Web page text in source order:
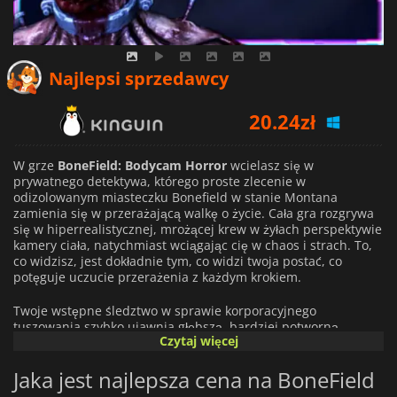
Najlepsi sprzedawcy
28.14zł
23.74zł
W grze BoneField: Bodycam Horror wcielasz się w
prywatnego detektywa, którego proste zlecenie w
odizolowanym miasteczku Bonefield w stanie Montana
zamienia się w przerażającą walkę o życie. Cała gra rozgrywa
się w hiperrealistycznej, mrożącej krew w żyłach perspektywie
kamery ciała, natychmiast wciągając cię w chaos i strach. To,
co widzisz, jest dokładnie tym, co widzi twoja postać, co
potęguje uczucie przerażenia z każdym krokiem.
Twoje wstępne śledztwo w sprawie korporacyjnego
tuszowania szybko ujawnia głębszą, bardziej potworną
tajemnicę tkwiącą w sercu społeczności. Nie jesteś
ściganą przez nieustępliwych prześladowców i groteskowe
istoty. Przetrwanie nie polega na sile, ale na sprytnym
Czytaj więcej
Jaka jest najlepsza cena na BoneField